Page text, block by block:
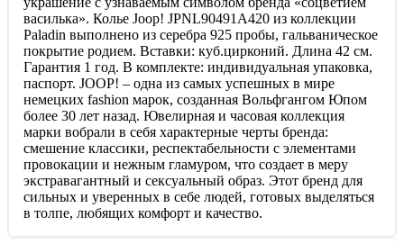
василька». Колье Joop! JPNL90491A420 из коллекции
Paladin выполнено из серебра 925 пробы, гальваническое
покрытие родием. Вставки: куб.цирконий. Длина 42 см.
Гарантия 1 год. В комплекте: индивидуальная упаковка,
паспорт. JOOP! – одна из самых успешных в мире
немецких fashion марок, созданная Вольфгангом Юпом
более 30 лет назад. Ювелирная и часовая коллекция
марки вобрали в себя характерные черты бренда:
смешение классики, респектабельности с элементами
провокации и нежным гламуром, что создает в меру
экстравагантный и сексуальный образ. Этот бренд для
сильных и уверенных в себе людей, готовых выделяться
в толпе, любящих комфорт и качество.